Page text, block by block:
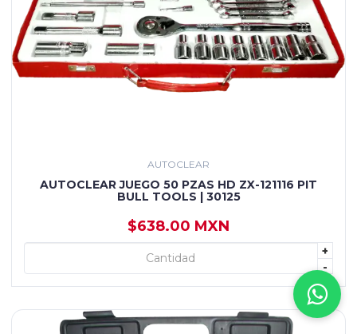
AUTOCLEAR
AUTOCLEAR JUEGO 50 PZAS HD ZX-121116 PIT
BULL TOOLS | 30125
$638.00 MXN
+
-
+ AGREGAR